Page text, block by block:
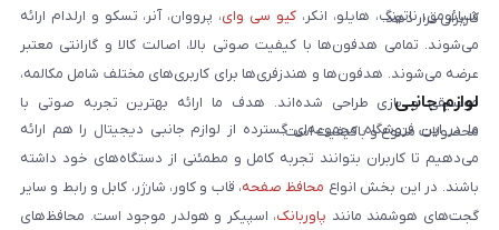
کاربران قرار دهد.
شیائومی، ناتینگ، هایلو، انکر، کیو سی وای، پرووان، آنر، تسکو و ارلدام ارائه
می‌شوند. تمامی هدفون‌ها با کیفیت صوتی بالا، اصالت کالا و گارانتی معتبر
عرضه می‌شوند. هدفون‌ها و هندزفری‌ها برای کاربری‌های مختلف شامل مکالمه،
موسیقی و بازی طراحی شده‌اند. هدف ما ارائه بهترین تجربه صوتی با
محصولات متنوع و باکیفیت است.
لوازم جانبی
ما در این فروشگاه مجموعه‌ای گسترده از لوازم جانبی دیجیتال را هم ارائه
می‌دهیم تا کاربران بتوانند تجربه کامل و مطمئنی از دستگاه‌های خود داشته
باشند. در این بخش انواع محافظ صفحه، قاب و کاور، شارژر، کابل و رابط و سایر
گجت‌های هوشمند مانند پاوربانک، اسپیکر و هولدر موجود است. محافظ‌های